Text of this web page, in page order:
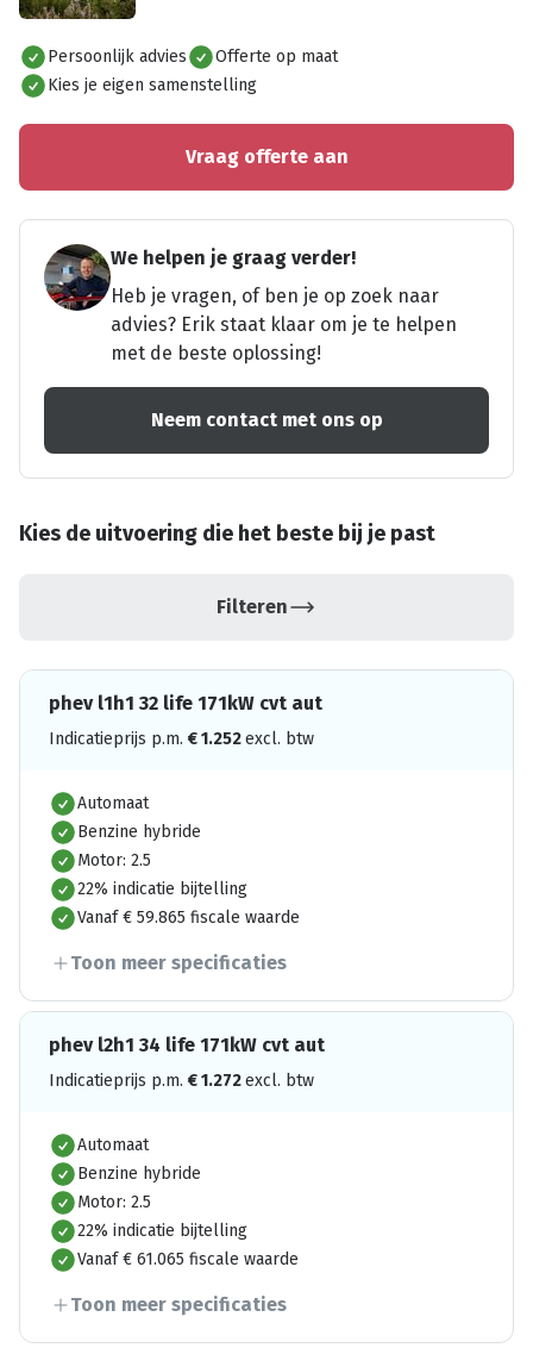
Alles bekijken
Persoonlijk advies
Offerte op maat
Kies je eigen samenstelling
Vraag offerte aan
We helpen je graag verder!
Heb je vragen, of ben je op zoek naar
advies? Erik staat klaar om je te helpen
met de beste oplossing!
Neem contact met ons op
Kies de uitvoering die het beste bij je past
Filteren
phev l1h1 32 life 171kW cvt aut
Indicatieprijs p.m. €1.252excl. btw
Automaat
Benzine hybride
Motor: 2.5
22% indicatie bijtelling
Vanaf € 59.865 fiscale waarde
Toon meer specificaties
phev l2h1 34 life 171kW cvt aut
Indicatieprijs p.m. €1.272excl. btw
Automaat
Benzine hybride
Motor: 2.5
22% indicatie bijtelling
Vanaf € 61.065 fiscale waarde
Toon meer specificaties